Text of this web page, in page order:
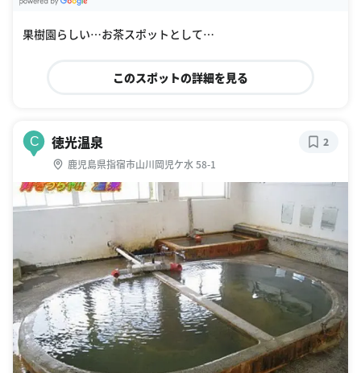
このスポットの詳細を見る
C 徳光温泉
鹿児島県指宿市山川岡児ケ水 58-1
2